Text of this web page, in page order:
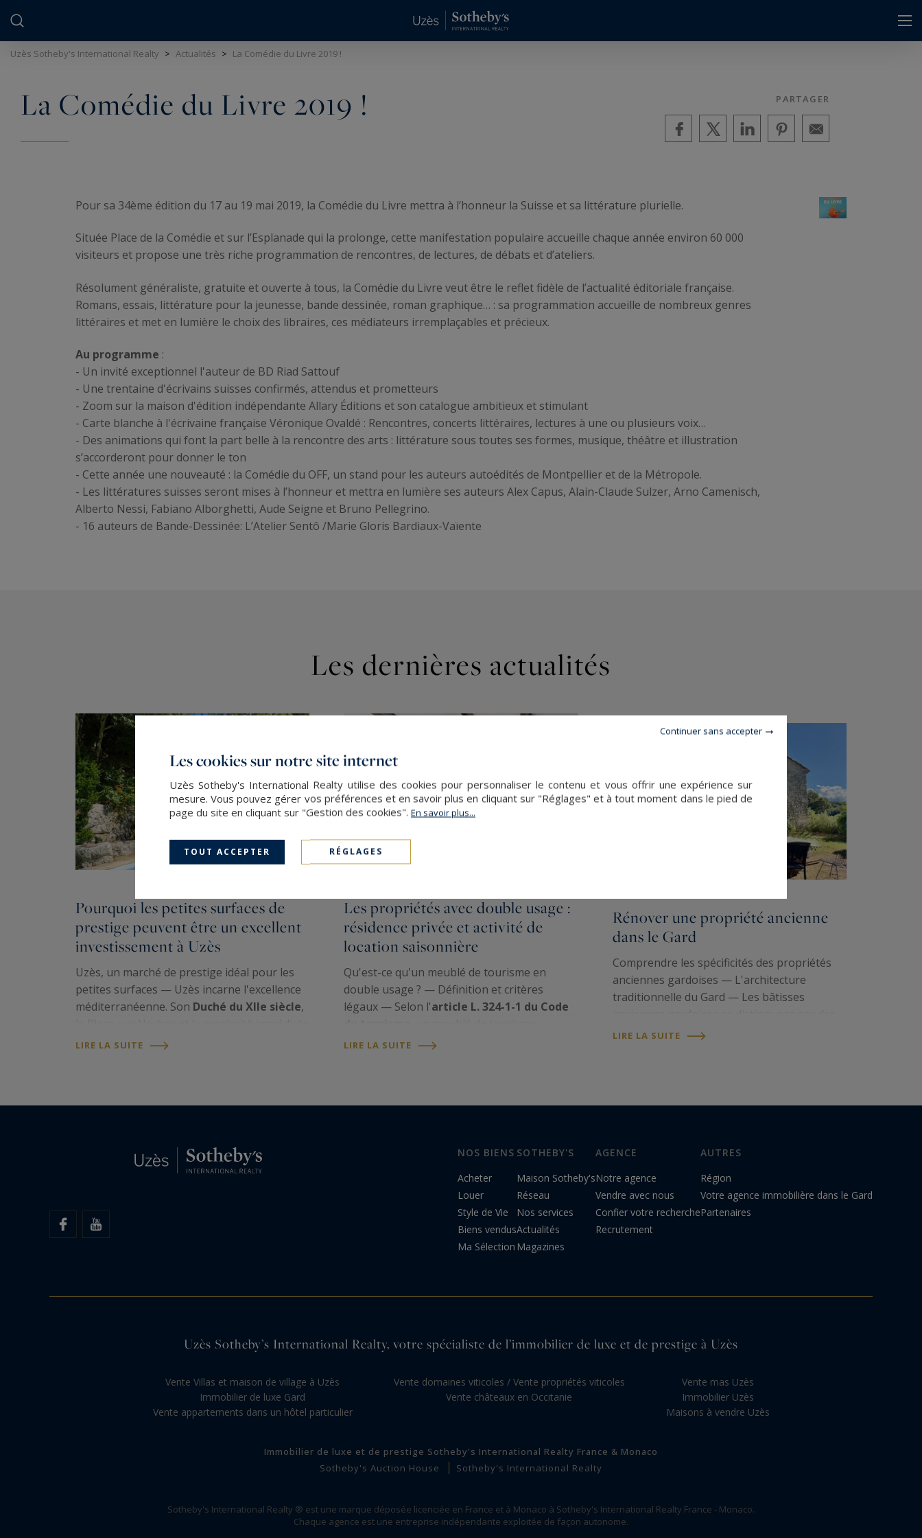
Uzès Sotheby's International Realty > Actualités > La Comédie du Livre 2019 !
La Comédie du Livre 2019 ! PARTAGER
Pour sa 34ème édition du 17 au 19 mai 2019, la Comédie du Livre mettra à l’honneur la Suisse et sa littérature plurielle.
Située Place de la Comédie et sur l’Esplanade qui la prolonge, cette manifestation populaire accueille chaque année environ 60 000
visiteurs et propose une très riche programmation de rencontres, de lectures, de débats et d’ateliers.
Résolument généraliste, gratuite et ouverte à tous, la Comédie du Livre veut être le reflet fidèle de l’actualité éditoriale française.
Romans, essais, littérature pour la jeunesse, bande dessinée, roman graphique… : sa programmation accueille de nombreux genres
littéraires et met en lumière le choix des libraires, ces médiateurs irremplaçables et précieux.
Au programme :
- Un invité exceptionnel l'auteur de BD Riad Sattouf
- Une trentaine d'écrivains suisses confirmés, attendus et prometteurs
- Zoom sur la maison d'édition indépendante Allary Éditions et son catalogue ambitieux et stimulant
- Carte blanche à l'écrivaine française Véronique Ovaldé : Rencontres, concerts littéraires, lectures à une ou plusieurs voix…
- Des animations qui font la part belle à la rencontre des arts : littérature sous toutes ses formes, musique, théâtre et illustration
s’accorderont pour donner le ton
- Cette année une nouveauté : la Comédie du OFF, un stand pour les auteurs autoédités de Montpellier et de la Métropole.
- Les littératures suisses seront mises à l’honneur et mettra en lumière ses auteurs Alex Capus, Alain-Claude Sulzer, Arno Camenisch,
Alberto Nessi, Fabiano Alborghetti, Aude Seigne et Bruno Pellegrino.
- 16 auteurs de Bande-Dessinée: L’Atelier Sentô /Marie Gloris Bardiaux-Vaïente
Les dernières actualités
Pourquoi les petites surfaces de
prestige peuvent être un excellent
investissement à Uzès
Uzès, un marché de prestige idéal pour les
petites surfaces — Uzès incarne l'excellence
méditerranéenne. Son Duché du XIIe siècle,
duPont du Gard UNESCO
LIRE LA SUITE
Les propriétés avec double usage :
résidence privée et activité de
location saisonnière
Qu'est-ce qu'un meublé de tourisme en
double usage ? — Définition et critères
légaux — Selon l'article L. 324-1-1 du Code
désigne un logement meublé destiné à
LIRE LA SUITE
Rénover une propriété ancienne
dans le Gard
Comprendre les spécificités des propriétés
anciennes gardoises — L'architecture
traditionnelle du Gard — Les bâtisses
typologies architecturales héritées de
LIRE LA SUITE
NOS BIENS
Acheter
Louer
Style de Vie
Biens vendus
Ma Sélection
SOTHEBY'S
Maison Sotheby's
Réseau
Nos services
Actualités
Magazines
AGENCE
Notre agence
Vendre avec nous
Confier votre recherche
Recrutement
AUTRES
Région
Votre agence immobilière dans le Gard
Partenaires
Uzès Sotheby’s International Realty, votre spécialiste de l’immobilier de luxe et de prestige à Uzès
Vente Villas et maison de village à Uzès
Immobilier de luxe Gard
Vente appartements dans un hôtel particulier
Vente domaines viticoles / Vente propriétés viticoles
Vente châteaux en Occitanie
Vente mas Uzès
Immobilier Uzès
Maisons à vendre Uzès
Immobilier de luxe et de prestige Sotheby's International Realty France & Monaco
Sotheby's Auction House
Sotheby's International Realty
Sotheby's International Realty ® est une marque déposée licenciée en France et à Monaco à Sotheby's International Realty France - Monaco.
Chaque agence est une entreprise indépendante exploitée de façon autonome.
Les cookies sur notre site internet
Uzès Sotheby's International Realty utilise des cookies pour personnaliser le contenu et vous offrir une expérience sur
mesure. Vous pouvez gérer vos préférences et en savoir plus en cliquant sur "Réglages" et à tout moment dans le pied de
page du site en cliquant sur "Gestion des cookies". En savoir plus...
TOUT ACCEPTER RÉGLAGES
Continuer sans accepter